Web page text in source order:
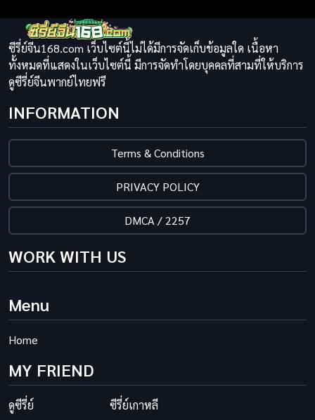
ซีรี่ย์จีน168.com เว็บไซต์นี้ไม่ได้มีการจัดเก็บข้อมูลใด เนื้อหา
ทั้งหมดที่แสดงในเว็บไซต์นี้ มีการจัดทำโดยบุคคลที่สามที่ให้บริการ
ดูซีรี่ย์จีนพากย์ไทยฟรี
INFORMATION
Terms & Conditions
PRIVACY POLICY
DMCA / 2257
WORK WITH US
Menu
Home
MY FRIEND
ดูซีรี่ย์ ซีรี่ย์เกาหลี